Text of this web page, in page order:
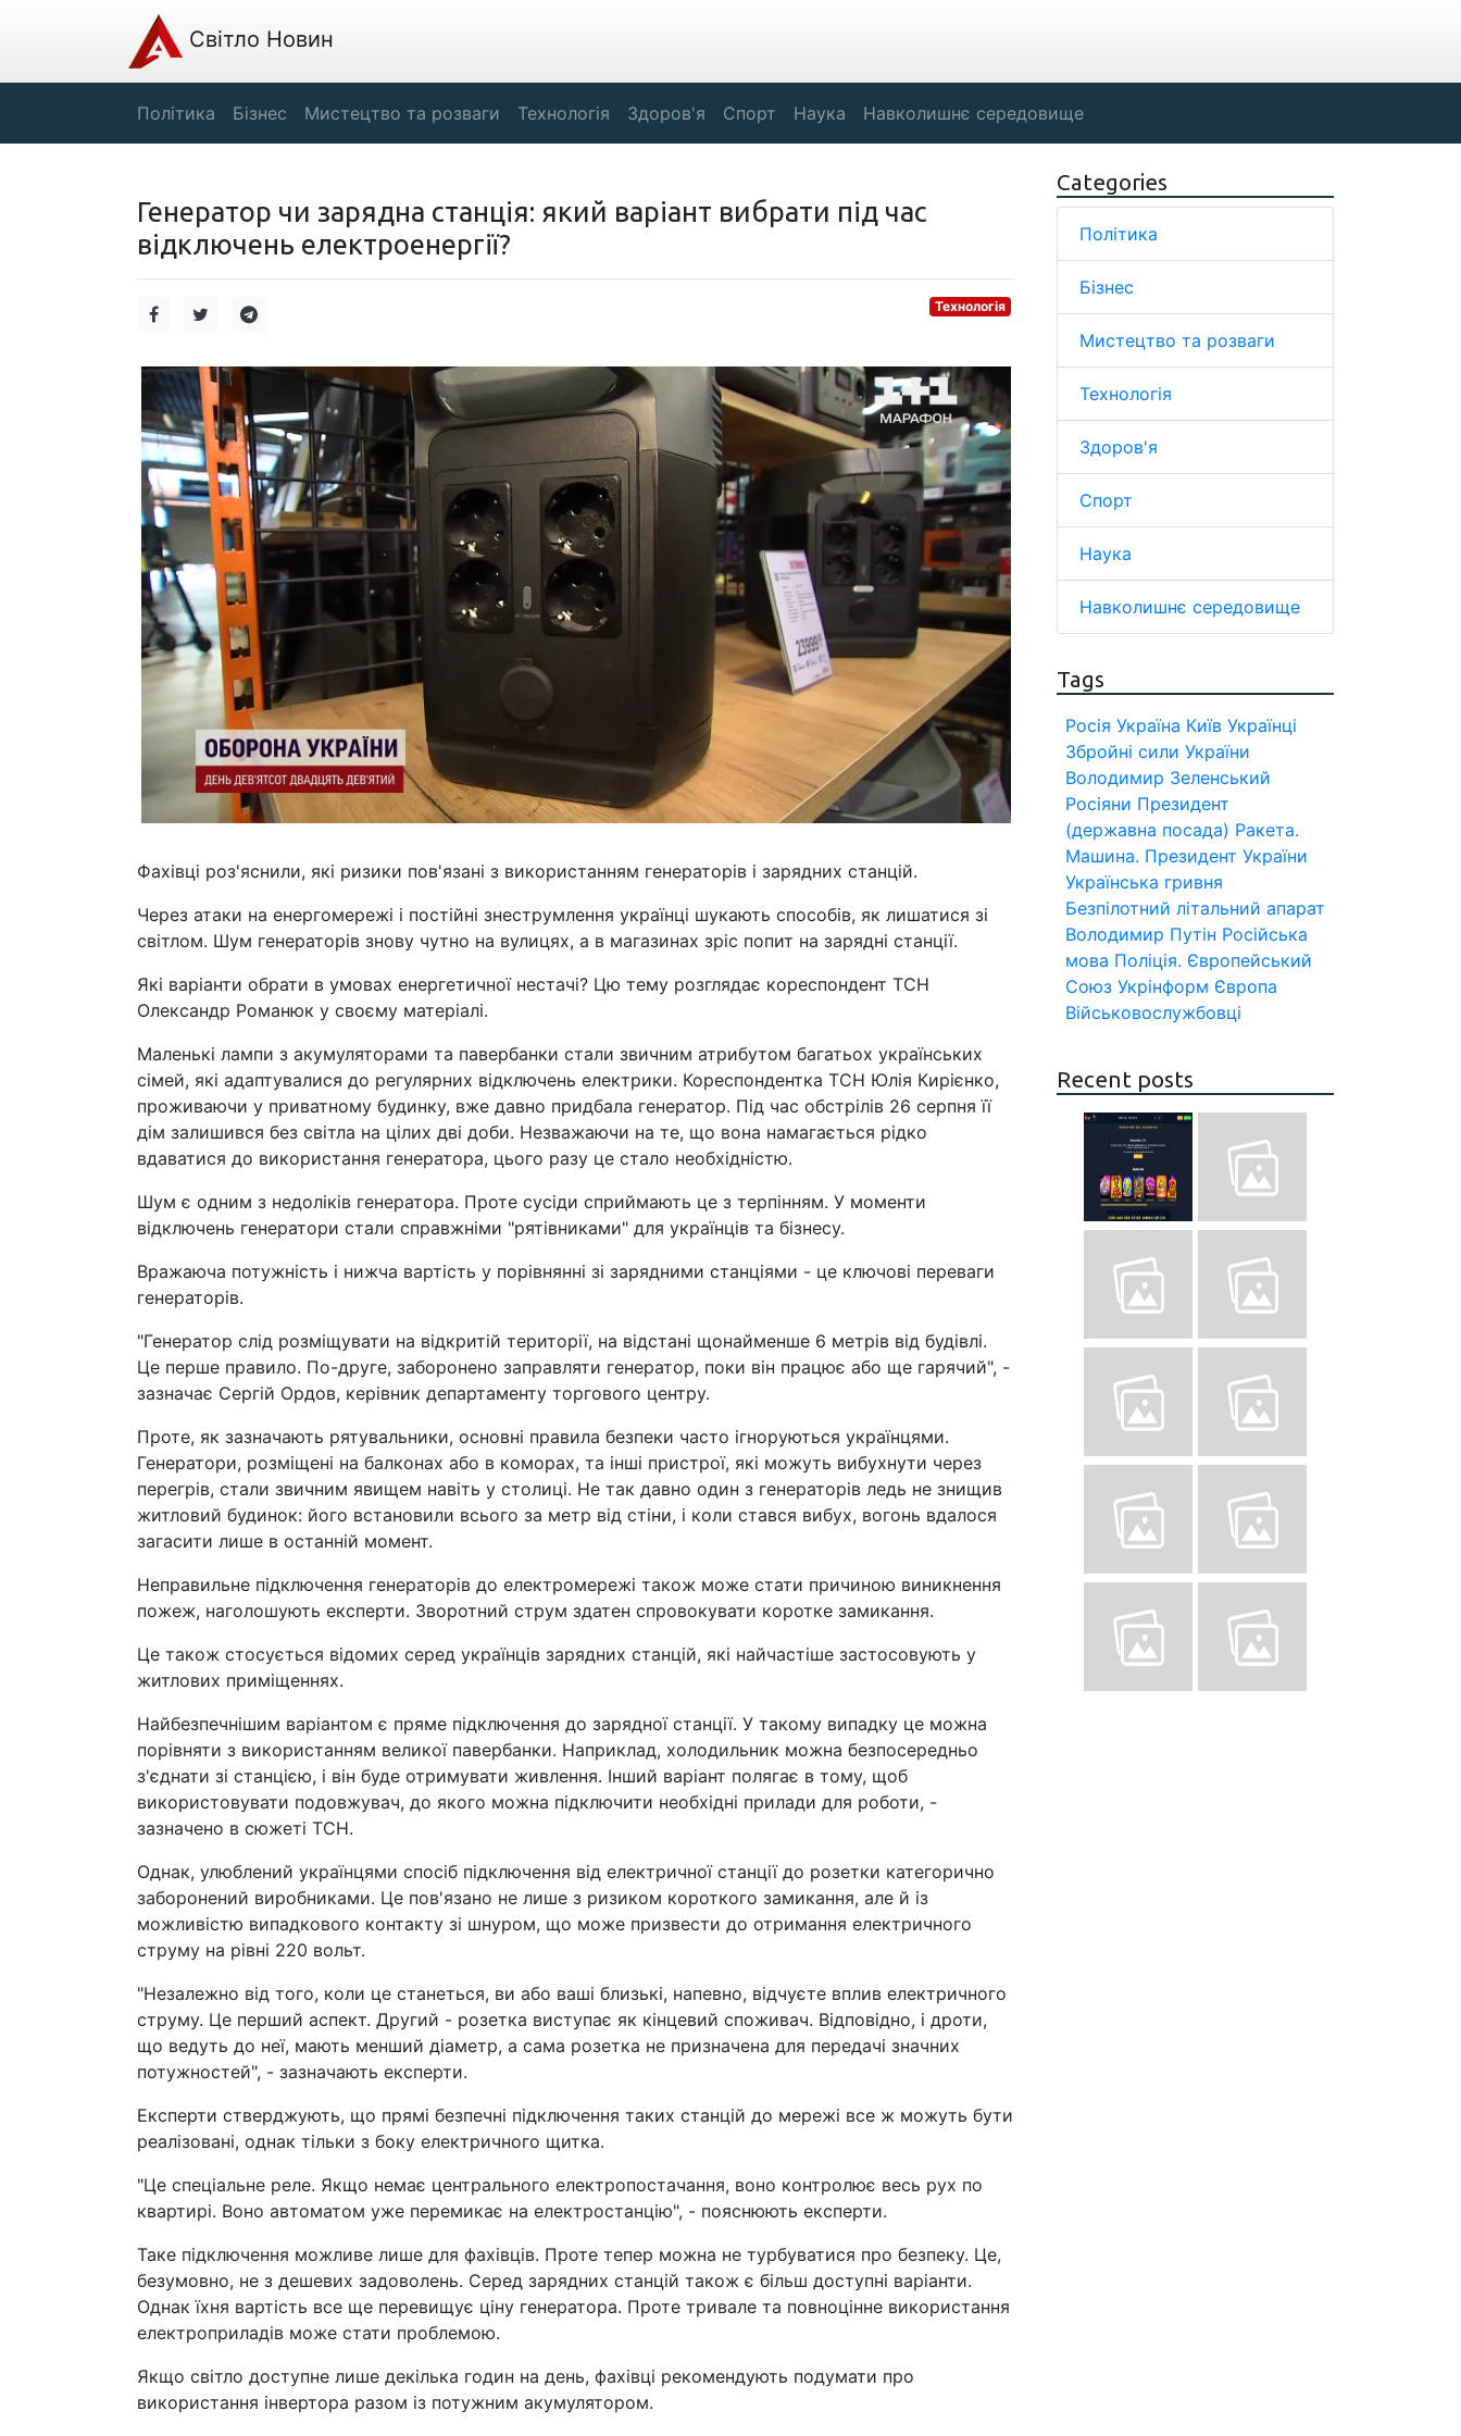
Світло Новин
Політика Бізнес Мистецтво та розваги Технологія Здоров'я Спорт Наука Навколишнє середовище
Генератор чи зарядна станція: який варіант вибрати під час
відключень електроенергії?
Технологія
Фахівці роз'яснили, які ризики пов'язані з використанням генераторів і зарядних станцій.
Через атаки на енергомережі і постійні знеструмлення українці шукають способів, як лишатися зі
світлом. Шум генераторів знову чутно на вулицях, а в магазинах зріс попит на зарядні станції.
Які варіанти обрати в умовах енергетичної нестачі? Цю тему розглядає кореспондент ТСН
Олександр Романюк у своєму матеріалі.
Маленькі лампи з акумуляторами та павербанки стали звичним атрибутом багатьох українських
сімей, які адаптувалися до регулярних відключень електрики. Кореспондентка ТСН Юлія Кирієнко,
проживаючи у приватному будинку, вже давно придбала генератор. Під час обстрілів 26 серпня її
дім залишився без світла на цілих дві доби. Незважаючи на те, що вона намагається рідко
вдаватися до використання генератора, цього разу це стало необхідністю.
Шум є одним з недоліків генератора. Проте сусіди сприймають це з терпінням. У моменти
відключень генератори стали справжніми "рятівниками" для українців та бізнесу.
Вражаюча потужність і нижча вартість у порівнянні зі зарядними станціями - це ключові переваги
генераторів.
"Генератор слід розміщувати на відкритій території, на відстані щонайменше 6 метрів від будівлі.
Це перше правило. По-друге, заборонено заправляти генератор, поки він працює або ще гарячий", -
зазначає Сергій Ордов, керівник департаменту торгового центру.
Проте, як зазначають рятувальники, основні правила безпеки часто ігноруються українцями.
Генератори, розміщені на балконах або в коморах, та інші пристрої, які можуть вибухнути через
перегрів, стали звичним явищем навіть у столиці. Не так давно один з генераторів ледь не знищив
житловий будинок: його встановили всього за метр від стіни, і коли стався вибух, вогонь вдалося
загасити лише в останній момент.
Неправильне підключення генераторів до електромережі також може стати причиною виникнення
пожеж, наголошують експерти. Зворотний струм здатен спровокувати коротке замикання.
Це також стосується відомих серед українців зарядних станцій, які найчастіше застосовують у
житлових приміщеннях.
Найбезпечнішим варіантом є пряме підключення до зарядної станції. У такому випадку це можна
порівняти з використанням великої павербанки. Наприклад, холодильник можна безпосередньо
з'єднати зі станцією, і він буде отримувати живлення. Інший варіант полягає в тому, щоб
використовувати подовжувач, до якого можна підключити необхідні прилади для роботи, -
зазначено в сюжеті ТСН.
Однак, улюблений українцями спосіб підключення від електричної станції до розетки категорично
заборонений виробниками. Це пов'язано не лише з ризиком короткого замикання, але й із
можливістю випадкового контакту зі шнуром, що може призвести до отримання електричного
струму на рівні 220 вольт.
"Незалежно від того, коли це станеться, ви або ваші близькі, напевно, відчуєте вплив електричного
струму. Це перший аспект. Другий - розетка виступає як кінцевий споживач. Відповідно, і дроти,
що ведуть до неї, мають менший діаметр, а сама розетка не призначена для передачі значних
потужностей", - зазначають експерти.
Експерти стверджують, що прямі безпечні підключення таких станцій до мережі все ж можуть бути
реалізовані, однак тільки з боку електричного щитка.
"Це спеціальне реле. Якщо немає центрального електропостачання, воно контролює весь рух по
квартирі. Воно автоматом уже перемикає на електростанцію", - пояснюють експерти.
Таке підключення можливе лише для фахівців. Проте тепер можна не турбуватися про безпеку. Це,
безумовно, не з дешевих задоволень. Серед зарядних станцій також є більш доступні варіанти.
Однак їхня вартість все ще перевищує ціну генератора. Проте тривале та повноцінне використання
електроприладів може стати проблемою.
Якщо світло доступне лише декілька годин на день, фахівці рекомендують подумати про
використання інвертора разом із потужним акумулятором.
Categories
Політика
Бізнес
Мистецтво та розваги
Технологія
Здоров'я
Спорт
Наука
Навколишнє середовище
Tags
Росія Україна Київ Українці
Збройні сили України
Володимир Зеленський
Росіяни Президент
(державна посада) Ракета.
Машина. Президент України
Українська гривня
Безпілотний літальний апарат
Володимир Путін Російська
мова Поліція. Європейський
Союз Укрінформ Європа
Військовослужбовці
Recent posts